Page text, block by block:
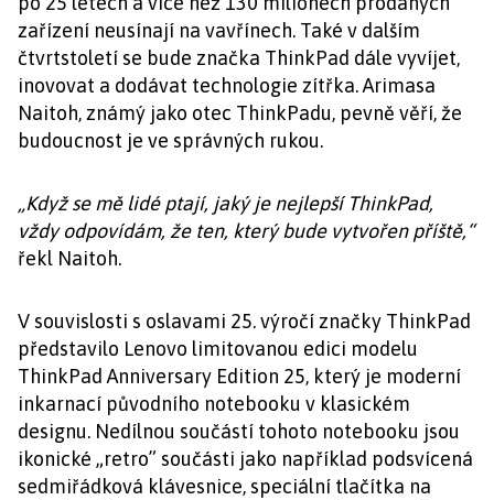
zařízení neusínají na vavřínech. Také v dalším
čtvrtstoletí se bude značka ThinkPad dále vyvíjet,
inovovat a dodávat technologie zítřka. Arimasa
Naitoh, známý jako otec ThinkPadu, pevně věří, že
budoucnost je ve správných rukou.
„Když se mě lidé ptají, jaký je nejlepší ThinkPad,
vždy odpovídám, že ten, který bude vytvořen příště,“
řekl Naitoh.
V souvislosti s oslavami 25. výročí značky ThinkPad
představilo Lenovo limitovanou edici modelu
ThinkPad Anniversary Edition 25, který je moderní
inkarnací původního notebooku v klasickém
designu. Nedílnou součástí tohoto notebooku jsou
ikonické „retro” součásti jako například podsvícená
sedmiřádková klávesnice, speciální tlačítka na